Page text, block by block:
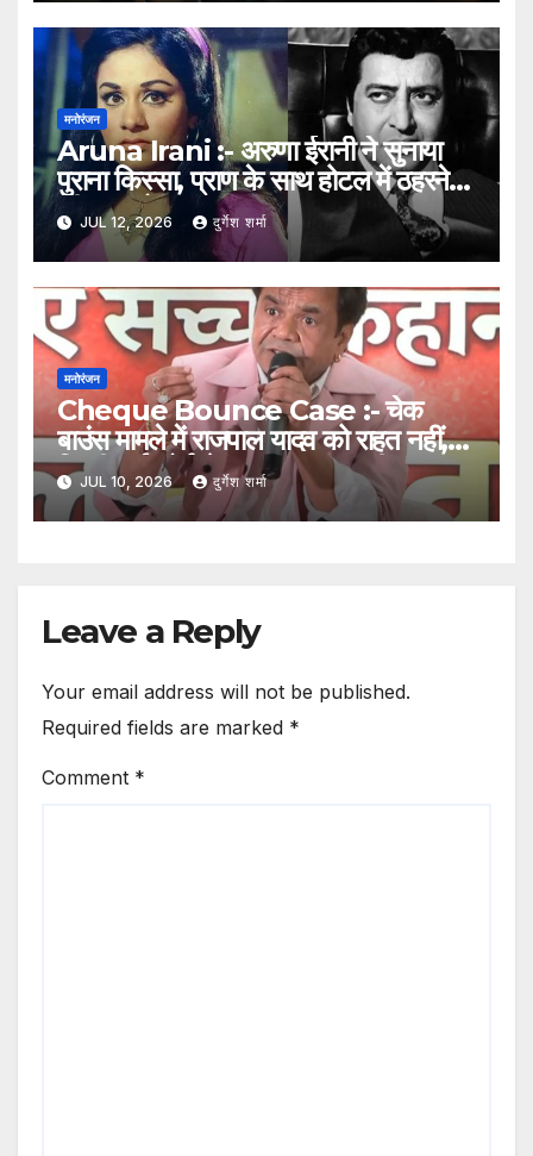
मनोरंजन
Aruna Irani :- अरुणा ईरानी ने सुनाया
पुराना किस्सा, प्राण के साथ होटल में ठहरने
की रात को बताया यादगार अनुभव
JUL 12, 2026 दुर्गेश शर्मा
मनोरंजन
Cheque Bounce Case :- चेक
बाउंस मामले में राजपाल यादव को राहत नहीं,
दिल्ली हाई कोर्ट ने सज़ा बरकरार रखी
JUL 10, 2026 दुर्गेश शर्मा
Leave a Reply
Your email address will not be published.
Required fields are marked *
Comment *